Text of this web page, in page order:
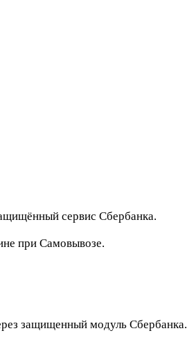
сервис Сбербанка.
при Самовывозе.
защищенный модуль Сбербанка.